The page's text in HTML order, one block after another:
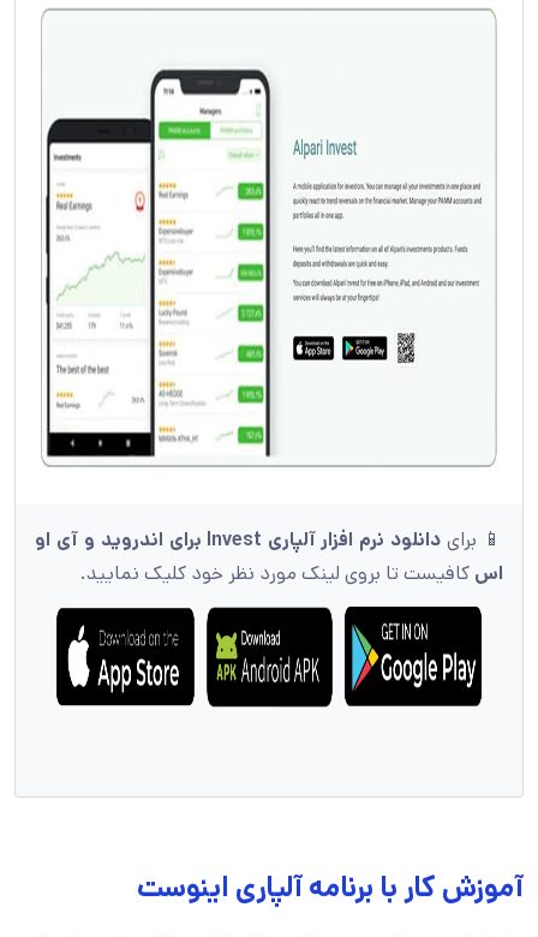
📱 برای دانلود نرم افزار آلپاری Invest برای اندروید و آی او
اس کافیست تا بروی لینک مورد نظر خود کلیک نمایید.
آموزش کار با برنامه آلپاری اینوست